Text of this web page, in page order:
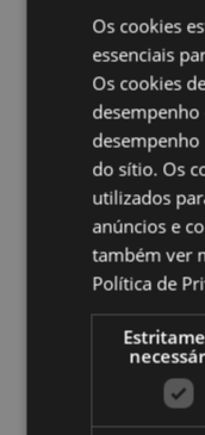
Ampliar informação:
Quer saber
a nossaGuia
Caracteristicas
Informação
Altura
0.112000
Não
Os cookies
essenciais
Os cookies
do sítio. Os
utilizados
anúncios e
também ver
Política de